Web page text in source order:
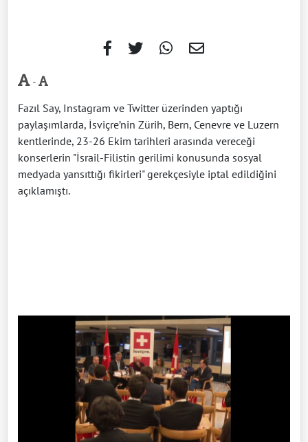
-
Fazıl Say, Instagram ve Twitter üzerinden yaptığı
paylaşımlarda, İsviçre’nin Zürih, Bern, Cenevre ve Luzern
kentlerinde, 23-26 Ekim tarihleri arasında vereceği
konserlerin "İsrail-Filistin gerilimi konusunda sosyal
medyada yansıttığı fikirleri" gerekçesiyle iptal edildiğini
açıklamıştı.